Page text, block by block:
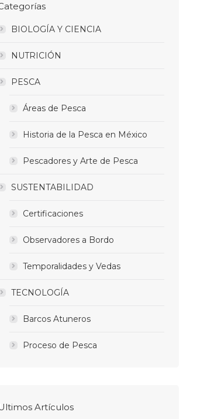
BIOLOGÍA Y CIENCIA
NUTRICIÓN
PESCA
Áreas de Pesca
Historia de la Pesca en México
Pescadores y Arte de Pesca
SUSTENTABILIDAD
Certificaciones
Observadores a Bordo
Temporalidades y Vedas
TECNOLOGÍA
Barcos Atuneros
Proceso de Pesca
Artículos